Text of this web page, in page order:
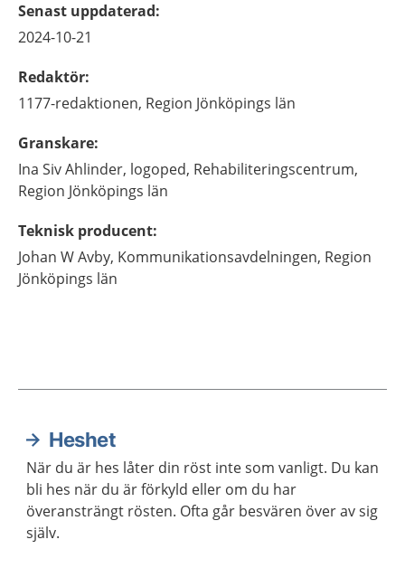
Senast uppdaterad:
2024-10-21
Redaktör:
1177-redaktionen, Region Jönköpings län
Granskare:
Ina SivAhlinder, logoped, Rehabiliteringscentrum,
Region Jönköpings län
Teknisk producent:
Johan W Avby, Kommunikationsavdelningen, Region
Jönköpings län
Aktuella artiklar
Heshet
När du är hes låter din röst inte som vanligt. Du kan
bli hes när du är förkyld eller om du har
överansträngt rösten. Ofta går besvären över av sig
själv.